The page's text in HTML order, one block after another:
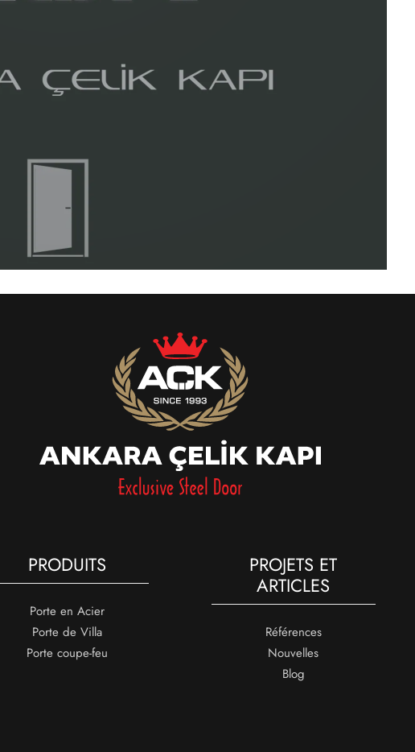
PRODUITS
Porte en Acier
Porte de Villa
Porte coupe-feu
PROJETS ET
ARTICLES
Références
Nouvelles
Blog